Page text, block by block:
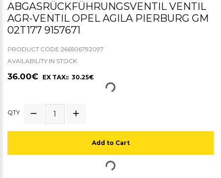
ABGASRÜCKFÜHRUNGSVENTIL VENTIL
AGR-VENTIL OPEL AGILA PIERBURG GM
02T177 9157671
PRODUCT CODE:266506792097
AVAILABILITY:IN STOCK
36.00€ EX TAX:: 30.25€
QTY
Add to Cart